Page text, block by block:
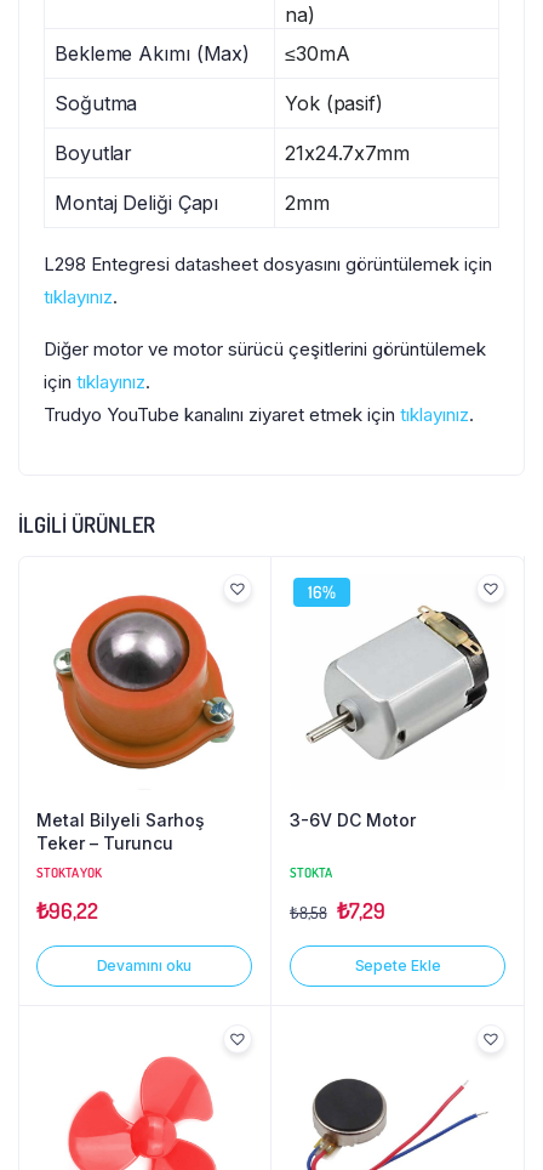
na)
Bekleme Akımı (Max)
≤30mA
Soğutma Yok (pasif)
Boyutlar 21x24.7x7mm
Montaj Deliği Çapı 2mm
L298 Entegresi datasheet dosyasını görüntülemek için
tıklayınız.
Diğer motor ve motor sürücü çeşitlerini görüntülemek
için tıklayınız.
Trudyo YouTube kanalını ziyaret etmek için tıklayınız.
İLGILI ÜRÜNLER
Metal Bilyeli Sarhoş
Teker – Turuncu
STOKTA YOK
₺96,22
Devamını oku
16%
3-6V DC Motor
STOKTA
₺8,58 ₺7,29
Sepete Ekle